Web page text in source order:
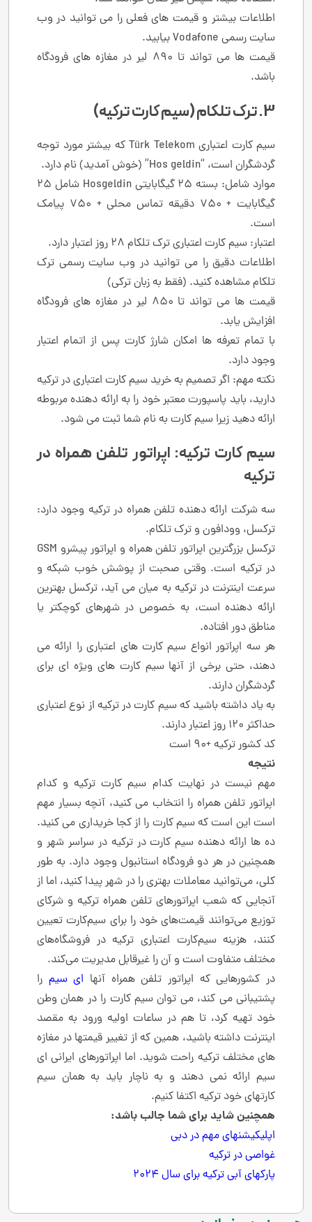
اطلاعات بیشتر و قیمت های فعلی را می توانید در وب
سایت رسمی Vodafone بیابید.
قیمت ها می تواند تا 890 لیر در مغازه های فرودگاه
باشد.
3. ترک تلکام (سیم کارت ترکیه)
سیم کارت اعتباری Türk Telekom که بیشتر مورد توجه
گردشگران است، “Hos geldin” (خوش آمدید) نام دارد.
موارد شامل: بسته 25 گیگابایتی Hosgeldin شامل 25
گیگابایت + 750 دقیقه تماس محلی + 750 پیامک
است.
اعتبار: سیم کارت اعتباری ترک تلکام 28 روز اعتبار دارد.
اطلاعات دقیق را می توانید در وب سایت رسمی ترک
تلکام مشاهده کنید. (فقط به زبان ترکی)
قیمت ها می تواند تا 850 لیر در مغازه های فرودگاه
افزایش یابد.
با تمام تعرفه ها امکان شارژ کارت پس از اتمام اعتبار
وجود دارد.
نکته مهم: اگر تصمیم به خرید سیم کارت اعتباری در ترکیه
دارید، باید پاسپورت معتبر خود را به ارائه دهنده مربوطه
ارائه دهید زیرا سیم کارت به نام شما ثبت می شود.
سیم کارت ترکیه: اپراتور تلفن همراه در
ترکیه
سه شرکت ارائه دهنده تلفن همراه در ترکیه وجود دارد:
ترکسل، وودافون و ترک تلکام.
ترکسل بزرگترین اپراتور تلفن همراه و اپراتور پیشرو GSM
در ترکیه است. وقتی صحبت از پوشش خوب شبکه و
سرعت اینترنت در ترکیه به میان می آید، ترکسل بهترین
ارائه دهنده است، به خصوص در شهرهای کوچکتر یا
مناطق دور افتاده.
هر سه اپراتور انواع سیم کارت های اعتباری را ارائه می
دهند، حتی برخی از آنها سیم کارت های ویژه ای برای
گردشگران دارند.
به یاد داشته باشید که سیم کارت در ترکیه از نوع اعتباری
حداکثر 120 روز اعتبار دارند.
کد کشور ترکیه +90 است
نتیجه
مهم نیست در نهایت کدام سیم کارت ترکیه و کدام
اپراتور تلفن همراه را انتخاب می کنید، آنچه بسیار مهم
است این است که سیم کارت را از کجا خریداری می کنید.
ده ها ارائه دهنده سیم کارت در ترکیه در سراسر شهر و
همچنین در هر دو فرودگاه استانبول وجود دارد. به طور
کلی، می‌توانید معاملات بهتری را در شهر پیدا کنید، اما از
آنجایی که شعب اپراتورهای تلفن همراه ترکیه و شرکای
توزیع می‌توانند قیمت‌های خود را برای سیم‌کارت تعیین
کنند، هزینه سیم‌کارت اعتباری ترکیه در فروشگاه‌های
مختلف متفاوت است و آن را غیرقابل مدیریت می‌کند.
در کشورهایی که اپراتور تلفن همراه آنها ای سیم را
پشتیبانی می کند، می توان سیم کارت را در همان وطن
خود تهیه کرد، تا هم در ساعات اولیه ورود به مقصد
اینترنت داشته باشید، همین که از تغییر قیمتها در مغازه
های مختلف ترکیه راحت شوید. اما اپراتورهای ایرانی ای
سیم ارائه نمی دهند و به ناچار باید به همان سیم
کارتهای خود ترکیه اکتفا کنیم.
همچنین شاید برای شما جالب باشد:
اپلیکیشنهای مهم در دبی
غواصی در ترکیه
پارکهای آبی ترکیه برای سال 2024